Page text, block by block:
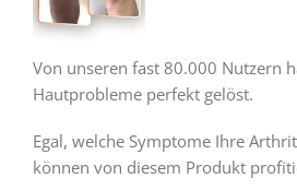
Von unseren fast 80.000 Nutzern
Hautprobleme perfekt gelöst.
Egal, welche Symptome Ihre
können von diesem Produkt